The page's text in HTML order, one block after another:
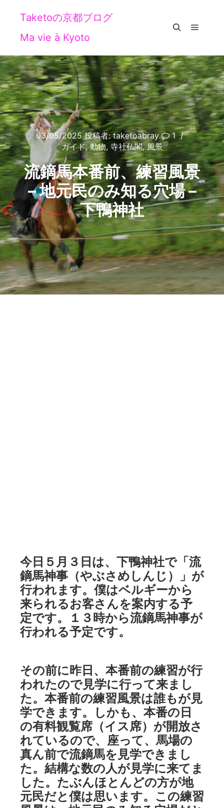
Taketoの京都ブログ
Ma vie à Kyoto
03/05/2025投稿者:taketoabray
1
ガイド,動物, 寺社仏閣,風景
流鏑馬本番前、練習風景
– 地元民のみ知る穴場 –
下鴨神社
今日５月３日は、下鴨神社で「流
鏑馬神事（やぶさめしんじ）」が
行われます。僕はベルギーから
来られるお客さんを案内する予
定です。１３時から流鏑馬神事が
行われる予定です。
その前に昨日、本番前の練習が行
われたので見学に行って来まし
た。本番前の練習風景は誰もが見
学できます。しかも、本番の日
の有料観覧席（イス席）が開放さ
れているので、座って、馬場の
真ん前で流鏑馬を見学できまし
た。結構な数の人が見学に来てま
した。たぶんほとんどの方が地
元民だと僕は思います。この練習